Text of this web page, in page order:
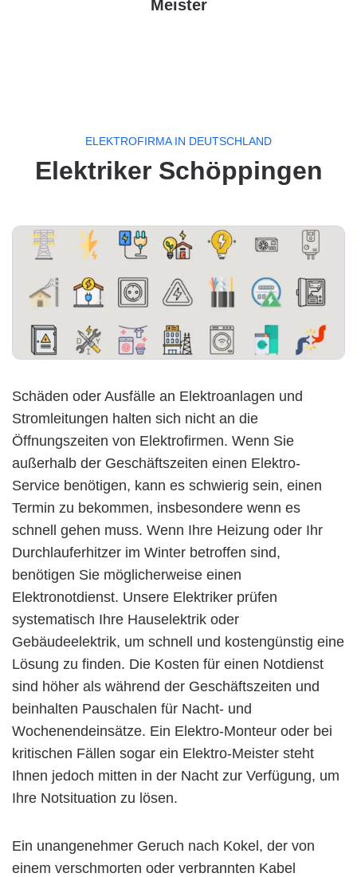
Meister
ELEKTROFIRMA IN DEUTSCHLAND
Elektriker Schöppingen
Schäden oder Ausfälle an Elektroanlagen und
Stromleitungen halten sich nicht an die
Öffnungszeiten von Elektrofirmen. Wenn Sie
außerhalb der Geschäftszeiten einen Elektro-
Service benötigen, kann es schwierig sein, einen
Termin zu bekommen, insbesondere wenn es
schnell gehen muss. Wenn Ihre Heizung oder Ihr
Durchlauferhitzer im Winter betroffen sind,
benötigen Sie möglicherweise einen
Elektronotdienst. Unsere Elektriker prüfen
systematisch Ihre Hauselektrik oder
Gebäudeelektrik, um schnell und kostengünstig eine
Lösung zu finden. Die Kosten für einen Notdienst
sind höher als während der Geschäftszeiten und
beinhalten Pauschalen für Nacht- und
Wochenendeinsätze. Ein Elektro-Monteur oder bei
kritischen Fällen sogar ein Elektro-Meister steht
Ihnen jedoch mitten in der Nacht zur Verfügung, um
Ihre Notsituation zu lösen.
Ein unangenehmer Geruch nach Kokel, der von
einem verschmorten oder verbrannten Kabel